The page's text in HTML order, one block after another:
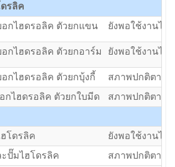
รลิค
กไฮดรอลิค ตัวยกแขน
ยังพอใช้งานได้
กไฮดรอลิค ตัวยกอาร์ม ยังพอใช้งานได้
กไฮดรอลิค ตัวยกบุ้งกี้
สภาพปกติตาม
กไฮดรอลิค ตัวยกใบมีด
สภาพปกติตาม
โดรลิค
ยังพอใช้งานได้
ปั๊มไฮโดรลิค
สภาพปกติตาม